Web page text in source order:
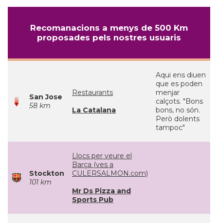
Recomanacions a menys de 500 Km
proposades pels nostres usuaris
San Jose
58 km
Restaurants
La Catalana
Aqui ens diuen
que es poden
menjar
calçots. "Bons
bons, no són.
Però dolents
tampoc"
Stockton
101 km
Llocs per veure el
Barça (ves a
CULERSALMON.com)
Mr Ds Pizza and
Sports Pub